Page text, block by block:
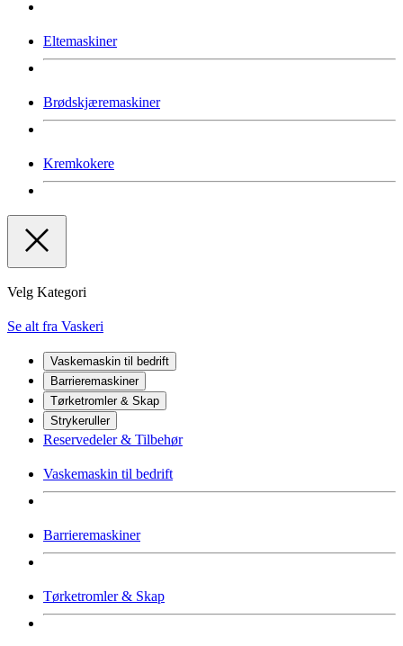
Eltemaskiner
Brødskjæremaskiner
Kremkokere
Velg Kategori
Se alt fra Vaskeri
Vaskemaskin til bedrift
Barrieremaskiner
Tørketromler & Skap
Strykeruller
Reservedeler & Tilbehør
Vaskemaskin til bedrift
Barrieremaskiner
Tørketromler & Skap